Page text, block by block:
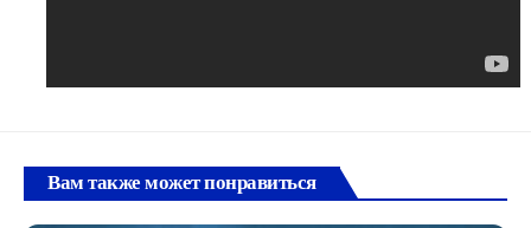
Вам также может понравиться